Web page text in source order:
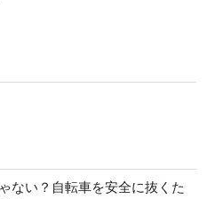
ない？自転車を安全に抜くた